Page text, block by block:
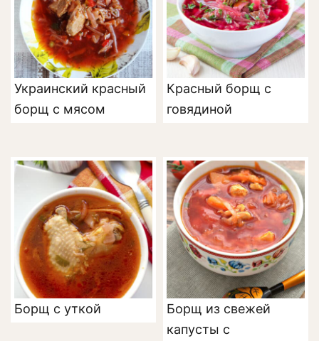
Украинский красный
борщ с мясом
Красный борщ с
говядиной
Борщ с уткой
Борщ из свежей
капусты с